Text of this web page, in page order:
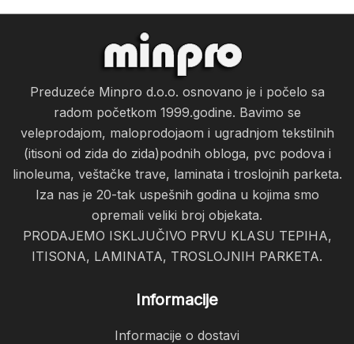
Preduzeće Minpro d.o.o. osnovano je i počelo sa
radom početkom 1999.godine. Bavimo se
veleprodajom, maloprodojaom i ugradnjom tekstilnih
(itisoni od zida do zida)podnih obloga, pvc podova i
linoleuma, veštačke trave, laminata i troslojnih parketa.
Iza nas je 20-tak uspešnih godina u kojima smo
opremali veliki broj objekata.
PRODAJEMO ISKLJUČIVO PRVU KLASU TEPIHA,
ITISONA, LAMINATA, TROSLOJNIH PARKETA.
Informacije
Informacije o dostavi